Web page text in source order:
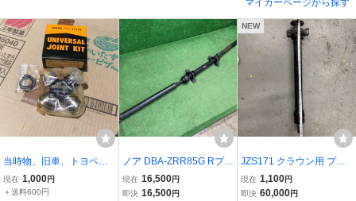
当時物、旧車、トヨペッ
ト、Rk(RS、RH、PH)、
ユニバーサルジョイン
現在 1,000円
＋送料600円
ノア DBA-ZRR85G Rプロ
ペラシャフト 37100-281
50
現在 16,500円
即決 16,500円
NEW
JZS171 クラウン用 プロ
ペラシャフト JZX110 ヴ
ェロッサ 流用 社外品
現在 1,100円
即決 60,000円